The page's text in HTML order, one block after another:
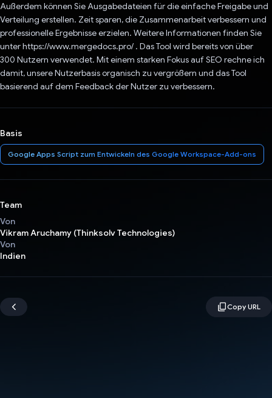
Außerdem können Sie Ausgabedateien für die einfache Freigabe und
Verteilung erstellen. Zeit sparen, die Zusammenarbeit verbessern und
professionelle Ergebnisse erzielen. Weitere Informationen finden Sie
unter https://www.mergedocs.pro/ . Das Tool wird bereits von über
300 Nutzern verwendet. Mit einem starken Fokus auf SEO rechne ich
damit, unsere Nutzerbasis organisch zu vergrößern und das Tool
basierend auf dem Feedback der Nutzer zu verbessern.
Basis
Google Apps Script zum Entwickeln des Google Workspace-Add-ons
Team
Von
Vikram Aruchamy (Thinksolv Technologies)
Von
Indien